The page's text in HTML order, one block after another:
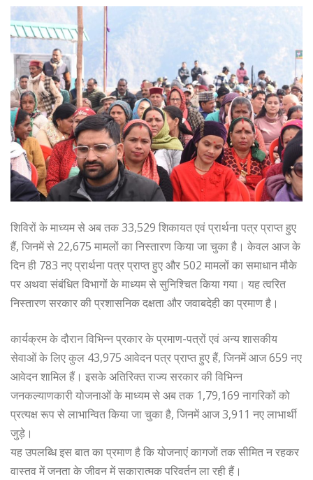
शिविरों के माध्यम से अब तक 33,529 शिकायत एवं प्रार्थना पत्र प्राप्त हुए
हैं, जिनमें से 22,675 मामलों का निस्तारण किया जा चुका है। केवल आज के
दिन ही 783 नए प्रार्थना पत्र प्राप्त हुए और 502 मामलों का समाधान मौके
पर अथवा संबंधित विभागों के माध्यम से सुनिश्चित किया गया। यह त्वरित
निस्तारण सरकार की प्रशासनिक दक्षता और जवाबदेही का प्रमाण है।
कार्यक्रम के दौरान विभिन्न प्रकार के प्रमाण-पत्रों एवं अन्य शासकीय
सेवाओं के लिए कुल 43,975 आवेदन पत्र प्राप्त हुए हैं, जिनमें आज 659 नए
आवेदन शामिल हैं। इसके अतिरिक्त राज्य सरकार की विभिन्न
जनकल्याणकारी योजनाओं के माध्यम से अब तक 1,79,169 नागरिकों को
प्रत्यक्ष रूप से लाभान्वित किया जा चुका है, जिनमें आज 3,911 नए लाभार्थी
जुड़े।
यह उपलब्धि इस बात का प्रमाण है कि योजनाएं कागजों तक सीमित न रहकर
वास्तव में जनता के जीवन में सकारात्मक परिवर्तन ला रही हैं।